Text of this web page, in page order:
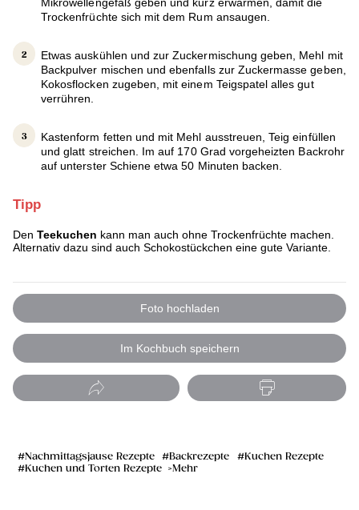
Mikrowellengefäß geben und kurz erwärmen, damit die
Trockenfrüchte sich mit dem Rum ansaugen.
Etwas auskühlen und zur Zuckermischung geben, Mehl mit
Backpulver mischen und ebenfalls zur Zuckermasse geben,
Kokosflocken zugeben, mit einem Teigspatel alles gut
verrühren.
Kastenform fetten und mit Mehl ausstreuen, Teig einfüllen
und glatt streichen. Im auf 170 Grad vorgeheizten Backrohr
auf unterster Schiene etwa 50 Minuten backen.
Tipp
Den Teekuchen kann man auch ohne Trockenfrüchte machen.
Alternativ dazu sind auch Schokostückchen eine gute Variante.
Foto hochladen
Im Kochbuch speichern
Nachmittagsjause Rezepte Backrezepte
Kuchen Rezepte
Kuchen und Torten Rezepte
Mehr